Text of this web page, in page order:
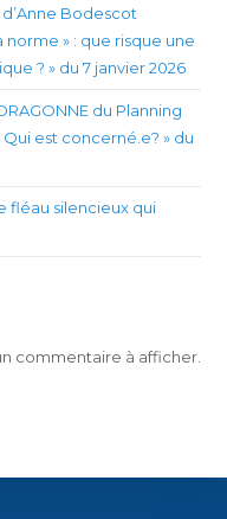
d’Anne Bodescot
norme » : que risque une
? » du 7 janvier 2026
du Planning
Qui est concerné.e? » du
fléau silencieux qui
commentaire à afficher.